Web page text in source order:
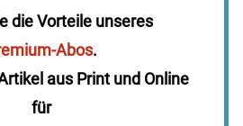
die Vorteile unseres
Abos.
aus Print und Online
für